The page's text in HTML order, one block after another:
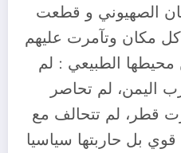
الصهيوني و قطعت
كل مكان وتآمرت عليهم
الطبيعي : لم
اليمن، لم تحاصر
قطر، لم تتحالف مع
بل حاربتها سياسيا